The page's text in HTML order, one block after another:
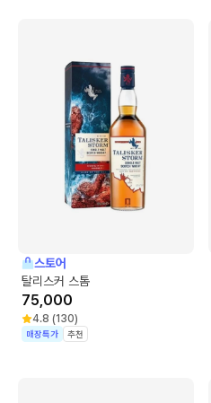
스토어
탈리스커 스톰
75,000
4.8 (130)
매장특가 추천